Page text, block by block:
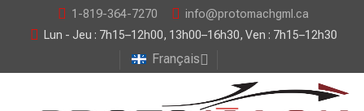
1-819-364-7270
info@protomachgml.ca
Lun - Jeu : 7h15–12h00, 13h00–16h30, Ven : 7h15–12h30
Français